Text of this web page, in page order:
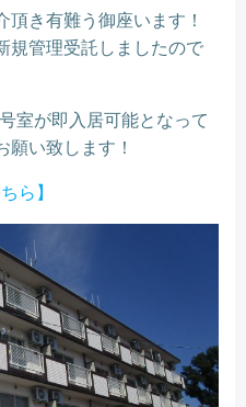
き有難う御座います！
規管理受託しましたので
室が即入居可能となって
い致します！
ら】